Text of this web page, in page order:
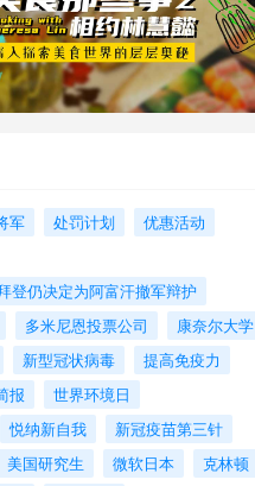
军 处罚计划
优惠活动
登仍决定为阿富汗撤军辩护
多米尼恩投票公司
康奈尔大学
新型冠状病毒
提高免疫力
报
世界环境日
悦纳新自我
新冠疫苗第三针
美国研究生 微软日本
克林顿